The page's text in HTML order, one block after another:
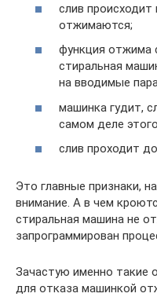
слив
отжимаются;
функция отжима
стиральная
на вводимые
машинка гудит,
самом деле
слив проходит
Это главные признаки,
внимание. А в чем
стиральная машина не
запрограммирован
Зачастую именно такие
для отказа машинкой